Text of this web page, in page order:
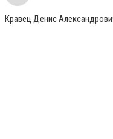
Кравец Денис